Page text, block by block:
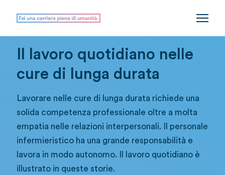
Il lavoro quotidiano nelle
cure di lunga durata
Lavorare nelle cure di lunga durata richiede una
solida competenza professionale oltre a molta
empatia nelle relazioni interpersonali. Il personale
infermieristico ha una grande responsabilità e
lavora in modo autonomo. Il lavoro quotidiano è
illustrato in queste storie.